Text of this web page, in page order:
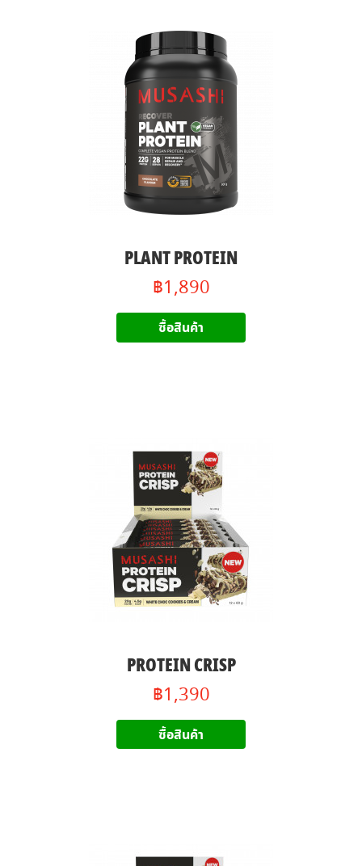
PLANT PROTEIN
฿1,890
ซื้อสินค้า
PROTEIN CRISP
฿1,390
ซื้อสินค้า